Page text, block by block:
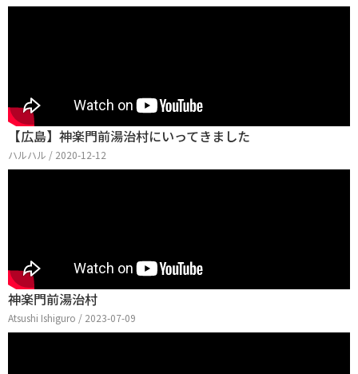
【広島】神楽門前湯治村にいってきました
ハルハル / 2020-12-12
神楽門前湯治村
Atsushi Ishiguro / 2023-07-09